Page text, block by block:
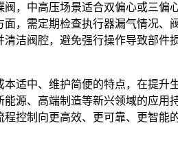
，中高压场景适合双偏心或三
，需定期检查执行器漏气情况
洁阀腔，避免强行操作导致部
适中、维护简便的特点，在提
源、高端制造等新兴领域的应
控制向更高效、更可靠、更智能